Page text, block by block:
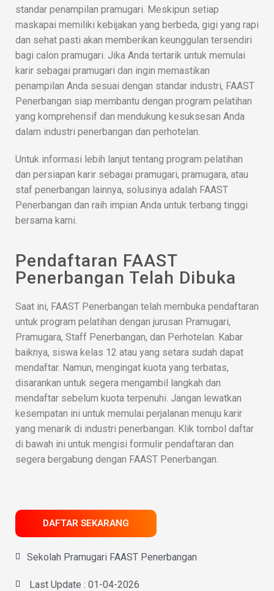
standar penampilan pramugari. Meskipun setiap
maskapai memiliki kebijakan yang berbeda, gigi yang rapi
dan sehat pasti akan memberikan keunggulan tersendiri
bagi calon pramugari. Jika Anda tertarik untuk memulai
karir sebagai pramugari dan ingin memastikan
penampilan Anda sesuai dengan standar industri, FAAST
Penerbangan siap membantu dengan program pelatihan
yang komprehensif dan mendukung kesuksesan Anda
dalam industri penerbangan dan perhotelan.
Untuk informasi lebih lanjut tentang program pelatihan
dan persiapan karir sebagai pramugari, pramugara, atau
staf penerbangan lainnya, solusinya adalah FAAST
Penerbangan dan raih impian Anda untuk terbang tinggi
bersama kami.
Pendaftaran FAAST
Penerbangan Telah Dibuka
Saat ini, FAAST Penerbangan telah membuka pendaftaran
untuk program pelatihan dengan jurusan Pramugari,
Pramugara, Staff Penerbangan, dan Perhotelan. Kabar
baiknya, siswa kelas 12 atau yang setara sudah dapat
mendaftar. Namun, mengingat kuota yang terbatas,
disarankan untuk segera mengambil langkah dan
mendaftar sebelum kuota terpenuhi. Jangan lewatkan
kesempatan ini untuk memulai perjalanan menuju karir
yang menarik di industri penerbangan. Klik tombol daftar
di bawah ini untuk mengisi formulir pendaftaran dan
segera bergabung dengan FAAST Penerbangan.
DAFTAR SEKARANG
Sekolah Pramugari FAAST Penerbangan
Last Update : 01-04-2026